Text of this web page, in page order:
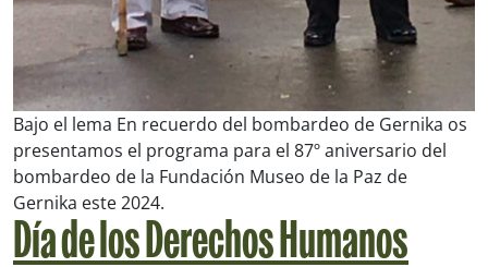
Bajo el lema En recuerdo del bombardeo de Gernika os
presentamos el programa para el 87º aniversario del
bombardeo de la Fundación Museo de la Paz de
Gernika este 2024.
Día de los Derechos Humanos